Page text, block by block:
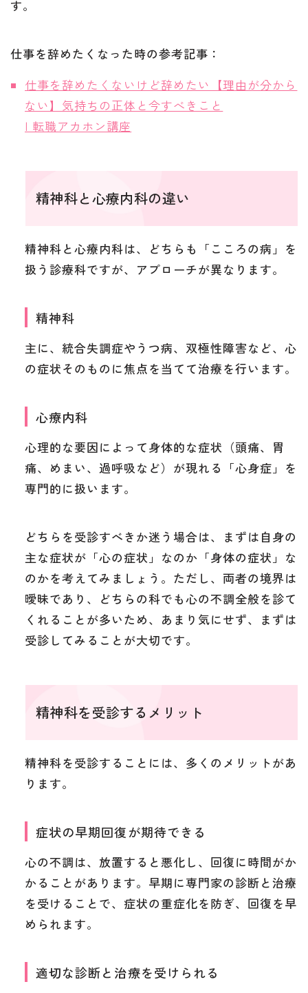
す。
仕事を辞めたくなった時の参考記事：
仕事を辞めたくないけど辞めたい【理由が分から
ない】気持ちの正体と今すべきこと
| 転職アカホン講座
精神科と心療内科の違い
精神科と心療内科は、どちらも「こころの病」を
扱う診療科ですが、アプローチが異なります。
精神科
主に、統合失調症やうつ病、双極性障害など、心
の症状そのものに焦点を当てて治療を行います。
心療内科
心理的な要因によって身体的な症状（頭痛、胃
痛、めまい、過呼吸など）が現れる「心身症」を
専門的に扱います。
どちらを受診すべきか迷う場合は、まずは自身の
主な症状が「心の症状」なのか「身体の症状」な
のかを考えてみましょう。ただし、両者の境界は
曖昧であり、どちらの科でも心の不調全般を診て
くれることが多いため、あまり気にせず、まずは
受診してみることが大切です。
精神科を受診するメリット
精神科を受診することには、多くのメリットがあ
ります。
症状の早期回復が期待できる
心の不調は、放置すると悪化し、回復に時間がか
かることがあります。早期に専門家の診断と治療
を受けることで、症状の重症化を防ぎ、回復を早
められます。
適切な診断と治療を受けられる